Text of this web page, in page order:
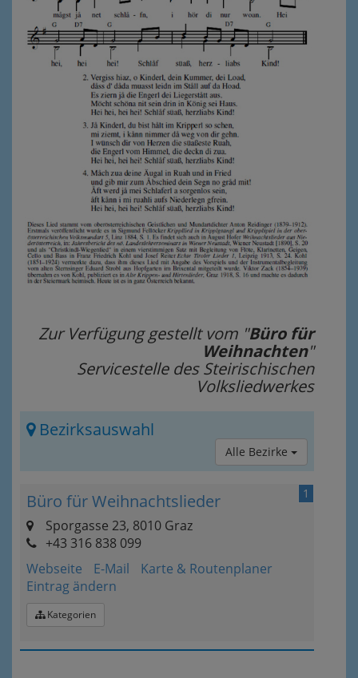
Zur Verfügung gestellt vom "Büro für
Weihnachten"
Servicestelle des Steirischischen
Volksliedwerkes
Bezirksauswahl
Alle Bezirke
1
Büro für Weihnachtslieder
Sporgasse 23, 8010 Graz
+43 316 838 099
Webseite
E-Mail
Karte & Routenplaner
Eintrag ändern
Kategorien